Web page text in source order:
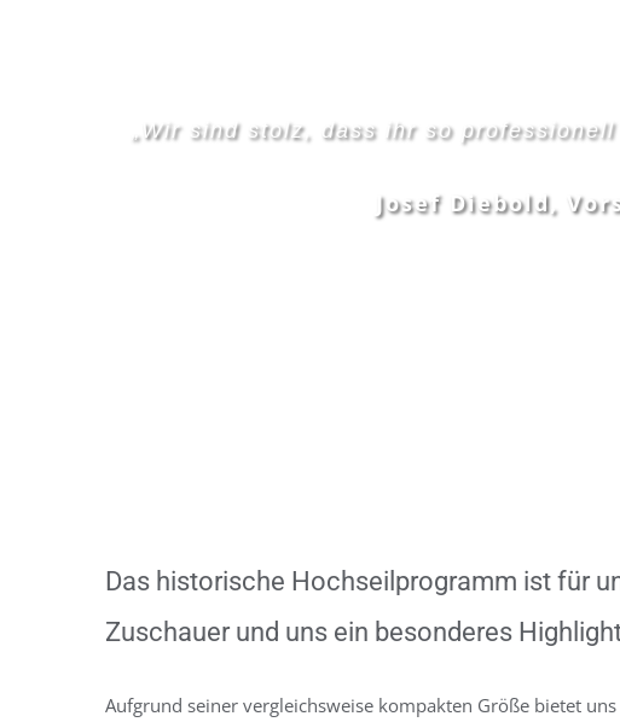
„Wir sind stolz, dass ihr so
Josef Diebold,
Das historische Hochseilprogramm ist für
Zuschauer und uns ein besonderes
Aufgrund seiner vergleichsweise kompakten Größe bietet